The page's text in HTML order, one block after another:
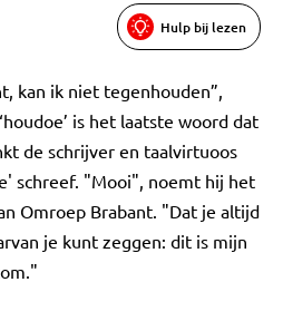
Hulp bij lezen
kan ik niet tegenhouden”,
is het laatste woord dat
de schrijver en taalvirtuoos
schreef. "Mooi", noemt hij het
Omroep Brabant. "Dat je altijd
je kunt zeggen: dit is mijn